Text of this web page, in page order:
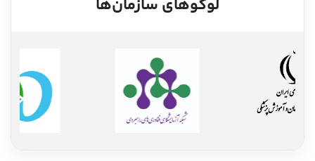
لوگوهای سازمان‌ها